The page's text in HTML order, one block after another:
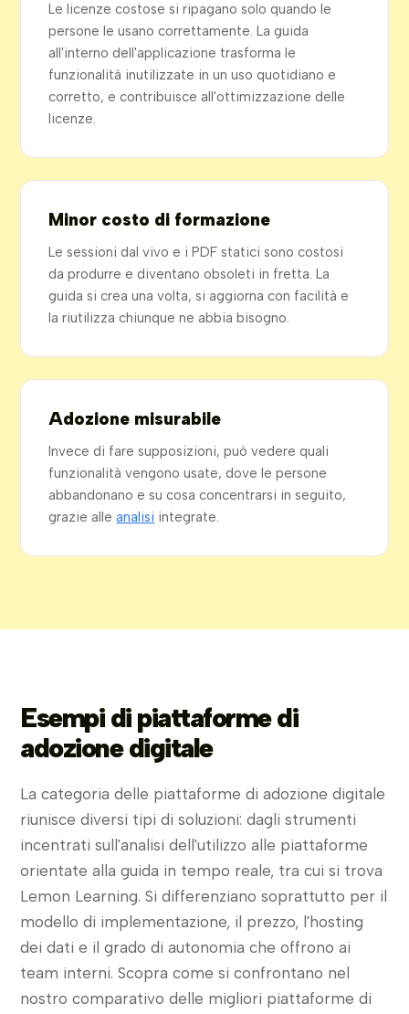
Le licenze costose si ripagano solo quando le
persone le usano correttamente. La guida
all'interno dell'applicazione trasforma le
funzionalità inutilizzate in un uso quotidiano e
corretto, e contribuisce all'ottimizzazione delle
licenze.
Minor costo di formazione
Le sessioni dal vivo e i PDF statici sono costosi
da produrre e diventano obsoleti in fretta. La
guida si crea una volta, si aggiorna con facilità e
la riutilizza chiunque ne abbia bisogno.
Adozione misurabile
Invece di fare supposizioni, può vedere quali
funzionalità vengono usate, dove le persone
abbandonano e su cosa concentrarsi in seguito,
grazie alleanalisi integrate.
Esempi di piattaforme di
adozione digitale
La categoria delle piattaforme di adozione digitale
riunisce diversi tipi di soluzioni: dagli strumenti
incentrati sull'analisi dell'utilizzo alle piattaforme
orientate alla guida in tempo reale, tra cui si trova
Lemon Learning. Si differenziano soprattutto per il
modello di implementazione, il prezzo, l'hosting
dei dati e il grado di autonomia che offrono ai
team interni. Scopra come si confrontano nel
nostro comparativo delle migliori piattaforme di